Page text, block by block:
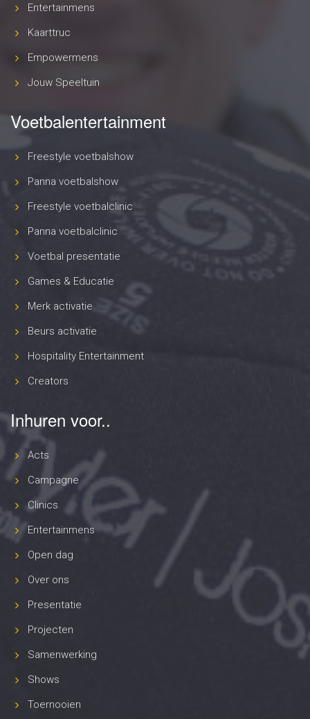
Entertainmens
Kaarttruc
Empowermens
Jouw Speeltuin
Voetbalentertainment
Freestyle voetbalshow
Panna voetbalshow
Freestyle voetbalclinic
Panna voetbalclinic
Voetbal presentatie
Games & Educatie
Merk activatie
Beurs activatie
Hospitality Entertainment
Creators
Inhuren voor..
Acts
Campagne
Clinics
Entertainmens
Open dag
Over ons
Presentatie
Projecten
Samenwerking
Shows
Toernooien